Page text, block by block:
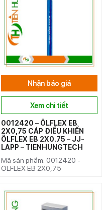
Nhận báo giá
Xem chi tiết
0012420 – ÖLFLEX EB
2X0,75 CÁP ĐIỀU KHIỂN
ÖLFLEX EB 2X0.75 – JJ-
LAPP – TIENHUNGTECH
Mã sản phẩm: 0012420 -
ÖLFLEX EB 2X0,75